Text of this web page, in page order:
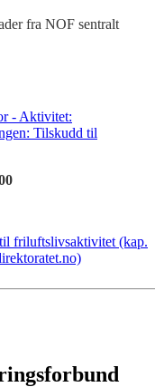
fra NOF sentralt
- Aktivitet:
Tilskudd til
friluftslivsaktivitet (kap.